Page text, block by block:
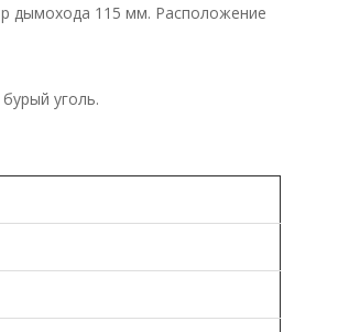
дымохода 115 мм. Расположение
уголь.